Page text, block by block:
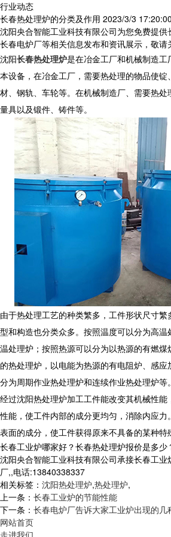
行业动态
长春热处理炉的分类及作用 2023/3/3 17:20:00
沈阳央合智能工业科技有限公司为您免费提供
长春电炉厂等相关信息发布和资讯展示，敬请
沈阳长春热处理炉是在冶金工厂和机械制造
本设备，在冶金工厂，需要热处理的物品使
材、钢轨、车轮等。在机械制造厂、需要热处
量具以及锻件、铸件等。
由于热处理工艺的种类繁多，工件形状尺寸繁
型和构造也分类众多。按照温度可以分为高
温处理炉；按照热源可以分为以热源的有燃
的热处理炉，以电能为热源的有电阻炉、感
分为周期作业热处理炉和连续作业热处理炉等。
经过沈阳热处理炉加工工件能改变其机械性
性能，使工件内部的成分更均匀，消除内应
表面的成分，使工件获得原来不具备的某种特
长春工业炉哪家好？长春热处理炉报价是多少
沈阳央合智能工业科技有限公司承接长春工
厂,,电话:13840338337
相关标签： 沈阳热处理炉,热处理炉,
上一条： 长春工业炉的节能性能
下一条： 长春电炉厂告诉大家工业炉出现的几
网站首页
走进我们